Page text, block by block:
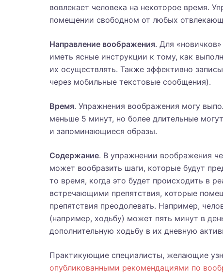
вовлекает человека на некоторое время.
помещении свободном от любых
Направление воображения. Для
иметь ясные инструкции к тому, как
их осуществлять. Также эффективно
через мобильные текстовые сообщения).
Время. Упражнения воображения могу
меньше 5 минут, но более длительные
и запоминающиеся образы.
Содержание. В упражнении воображения
может вообразить шаги, которые будут
то время, когда это будет происходить в
встречающими препятствия, которые
препятствия преодолевать. Например,
(например, ходьбу) может пять минут в
дополнительную ходьбу в их дневную
Практикующие специалисты, желающие
опубликованными рекомендациями по